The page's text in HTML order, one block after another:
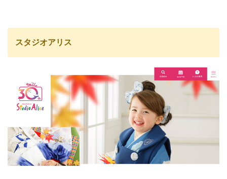
スタジオアリス